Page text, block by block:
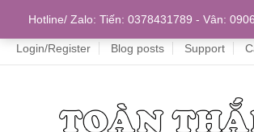
Home
Login/Register Blog posts Support
Hotline/ Zalo: Tiến: 0378431789 - Vân: